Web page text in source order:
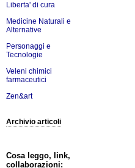
Liberta' di cura
Medicine Naturali e
Alternative
Personaggi e
Tecnologie
Veleni chimici
farmaceutici
Zen&art
Archivio articoli
Cosa leggo, link,
collaborazioni: